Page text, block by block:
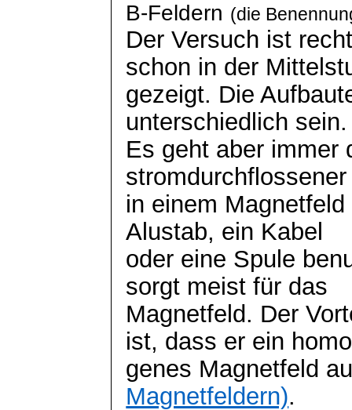
B-Feldern (die
Der Versuch ist
schon in der
gezeigt. Die
unterschiedlich sein.
Es geht aber immer
in einem
Alustab, ein Kabel
oder eine Spule
sorgt meist für das
Magnetfeld. Der
ist, dass er ein
genes Magnetfeld
Magnetfeldern).